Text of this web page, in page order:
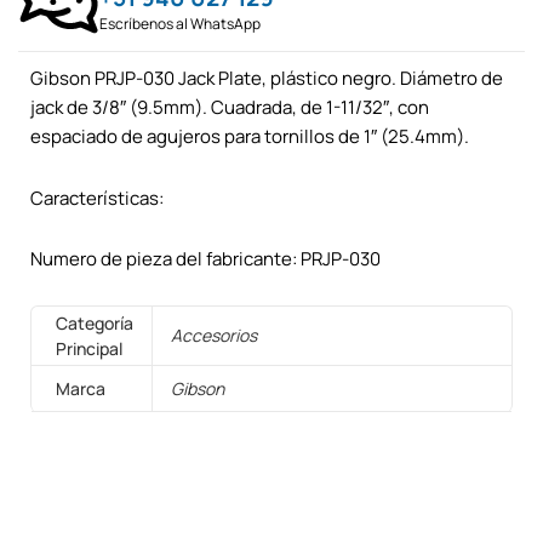
Escríbenos al WhatsApp
Gibson PRJP-030 Jack Plate, plástico negro. Diámetro de
jack de 3/8″ (9.5mm). Cuadrada, de 1-11/32″, con
espaciado de agujeros para tornillos de 1″ (25.4mm).
Características:
Numero de pieza del fabricante: PRJP-030
Categoría
Principal
Accesorios
Marca Gibson